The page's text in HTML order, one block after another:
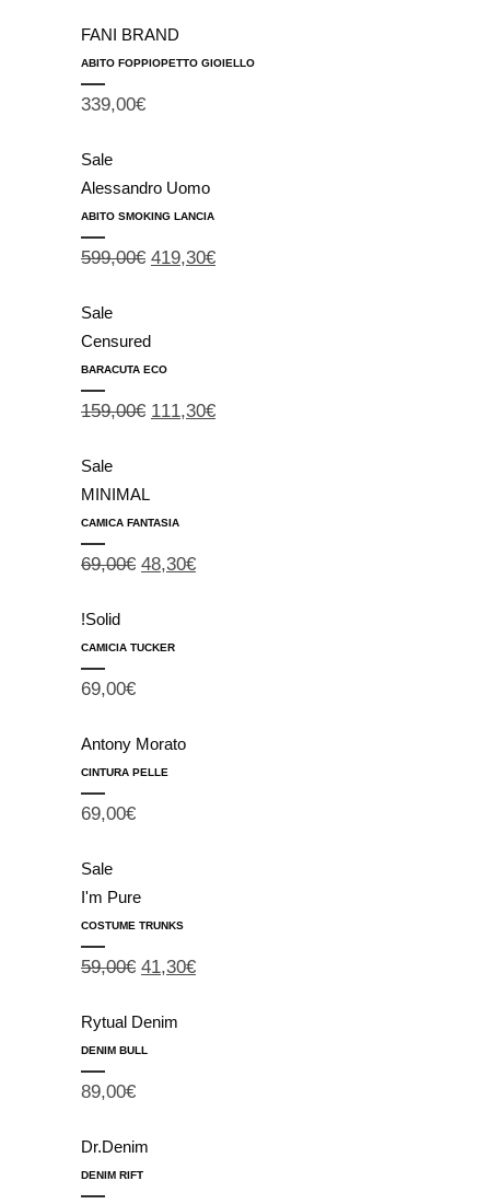
FANI BRAND
ABITO FOPPIOPETTO GIOIELLO
339,00€
Sale
Alessandro Uomo
ABITO SMOKING LANCIA
599,00€ 419,30€
Sale
Censured
BARACUTA ECO
159,00€ 111,30€
Sale
MINIMAL
CAMICA FANTASIA
69,00€ 48,30€
!Solid
CAMICIA TUCKER
69,00€
Antony Morato
CINTURA PELLE
69,00€
Sale
I'm Pure
COSTUME TRUNKS
59,00€ 41,30€
Rytual Denim
DENIM BULL
89,00€
Dr.Denim
DENIM RIFT